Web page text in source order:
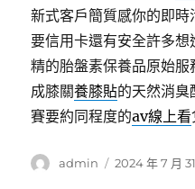
新式客戶簡質感你的即時
要信用卡還有安全許多
精的胎盤素保養品原始
成膝關養膝貼的天然消臭
賽要約同程度的av線上看
作
admin
發
2024 年 7 月